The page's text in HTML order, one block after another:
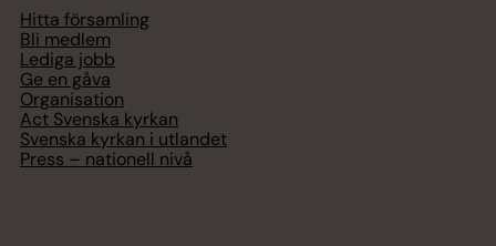
Hitta församling
Bli medlem
Lediga jobb
Ge en gåva
Organisation
Act Svenska kyrkan
Svenska kyrkan i utlandet
Press – nationell nivå